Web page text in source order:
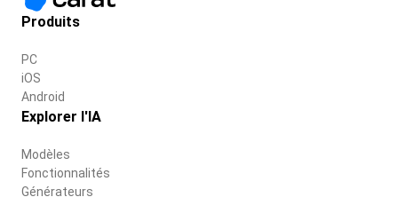
Produits
PC
iOS
Android
Explorer l'IA
Modèles
Fonctionnalités
Générateurs